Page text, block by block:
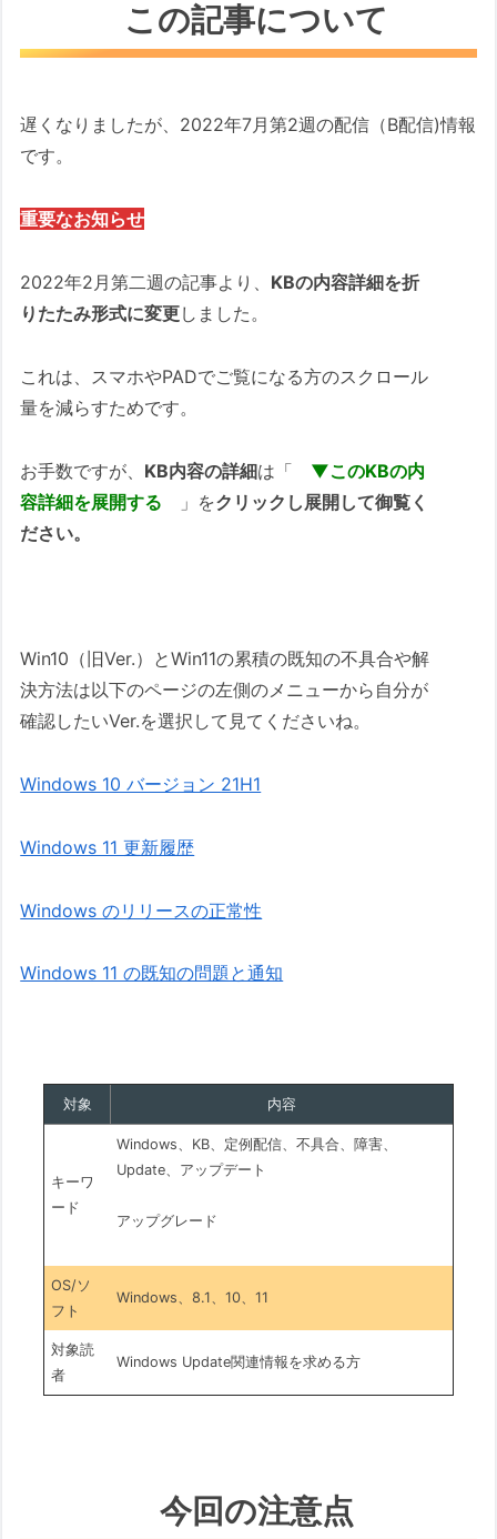
この記事について
遅くなりましたが、2022年7月第2週の配信（B配信)情報
です。
重要なお知らせ
2022年2月第二週の記事より、 KBの内容詳細を折
りたたみ形式に変更しました。
これは、スマホやPADでご覧になる方のスクロール
量を減らすためです。
お手数ですが、 KB内容の詳細は「 ▼このKBの内
容詳細を展開する 」をクリックし展開して御覧く
ださい。
Win10（旧Ver.）とWin11の累積の既知の不具合や解
決方法は以下のページの左側のメニューから自分が
確認したいVer.を選択して見てくださいね。
Windows 10 バージョン 21H1
Windows 11 更新履歴
Windows のリリースの正常性
Windows 11 の既知の問題と通知
対象 内容
キーワ
ード
Windows、KB、定例配信、不具合、障害、
Update、アップデート
アップグレード
OS/ソ
フト
Windows、8.1、10、11
対象読
者
Windows Update関連情報を求める方
今回の注意点